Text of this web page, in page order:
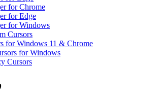
for Chrome
for Edge
for Windows
Cursors
for Windows 11 & Chrome
for Windows
Cursors